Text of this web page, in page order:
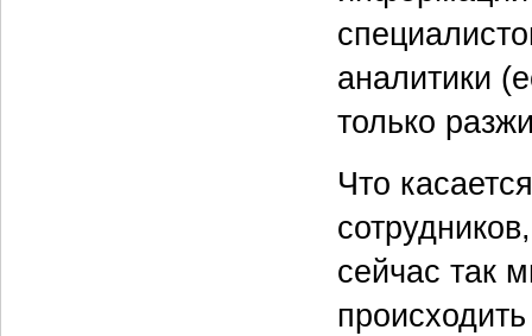
аналитики
только
Что
сейчас так